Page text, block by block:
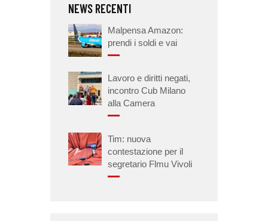
NEWS RECENTI
Malpensa Amazon:
prendi i soldi e vai
Lavoro e diritti negati,
incontro Cub Milano
alla Camera
Tim: nuova
contestazione per il
segretario Flmu Vivoli